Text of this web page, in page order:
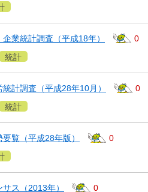
業統計調査（平成18年）
0
統計
計調査（平成28年10月）
0
統計
覧（平成28年版）
0
ス（2013年）
0